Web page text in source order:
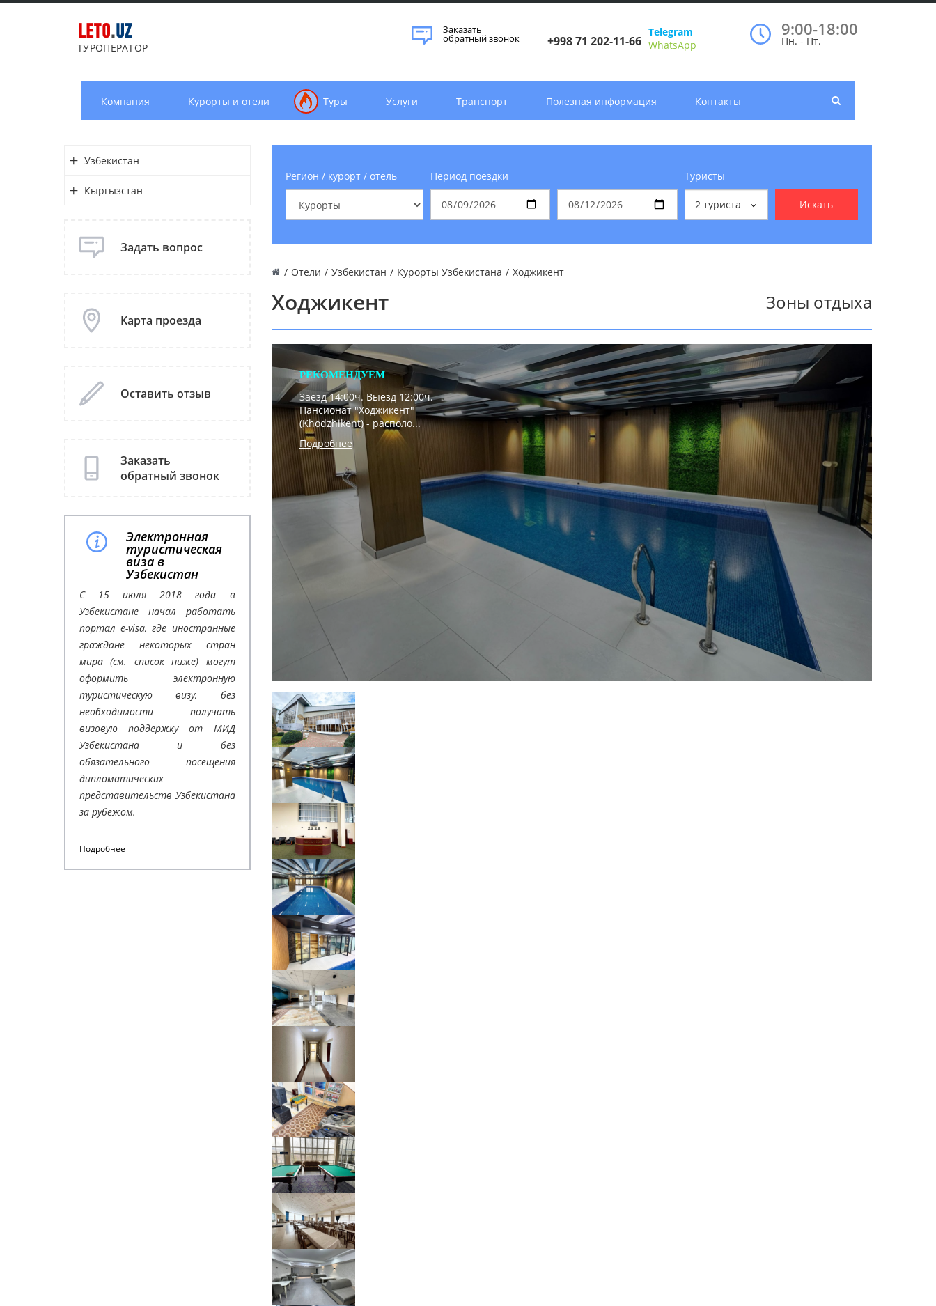
LETO.UZ
ТУРОПЕРАТОР
Заказать
обратный звонок +998 71 202-11-66
Telegram
WhatsApp
9:00-18:00
Пн. - Пт.
Компания Курорты и отели Туры Услуги Транспорт Полезная информация Контакты
Регион / курорт / отель Период поездки Туристы
2 туриста Искать
/ Отели / Узбекистан / Курорты Узбекистана / Ходжикент
Ходжикент Зоны отдыха
Узбекистан
Кыргызстан
Задать вопрос
Карта проезда
Оставить отзыв
Заказать
обратный звонок
Электронная
туристическая
виза в
Узбекистан
С 15 июля 2018 года в
Узбекистане начал работать
портал e-visa, где иностранные
граждане некоторых стран
мира (см. список ниже) могут
оформить электронную
туристическую визу, без
необходимости получать
визовую поддержку от МИД
Узбекистана и без
обязательного посещения
дипломатических
представительств Узбекистана
за рубежом.
Подробнее
РЕКОМЕНДУЕМ
Заезд 14:00ч. Выезд 12:00ч.
Пансионат "Ходжикент"
(Khodzhikent) - располо...
Подробнее